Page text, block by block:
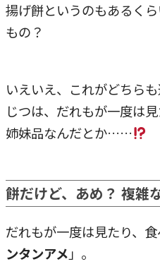
揚げ餅というのもあるく
もの？
いえいえ、これがどちらも
じつは、だれもが一度は
姉妹品なんだとか……
餅だけど、あめ？ 複雑
だれもが一度は見たり、
ンタンアメ」。